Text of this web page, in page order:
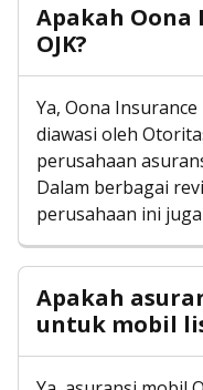
Apakah
OJK?
Ya, Oona
diawasi oleh
perusahaan
Dalam berbagai
perusahaan ini
Apakah
untuk mobil